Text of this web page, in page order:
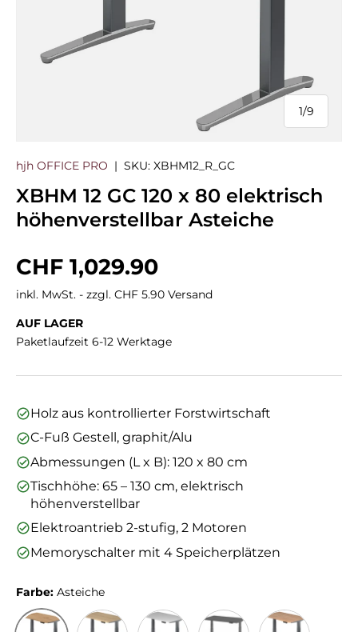
1/
von
9
hjh OFFICE PRO | SKU: XBHM12_R_GC
XBHM 12 GC 120 x 80 elektrisch
höhenverstellbar Asteiche
Normaler Preis
CHF 1,029.90
inkl. MwSt. - zzgl. CHF 5.90 Versand
AUF LAGER
Paketlaufzeit 6-12 Werktage
Holz aus kontrollierter Forstwirtschaft
C-Fuß Gestell, graphit/Alu
Abmessungen (L x B): 120 x 80 cm
Tischhöhe: 65 – 130 cm, elektrisch
höhenverstellbar
Elektroantrieb 2-stufig, 2 Motoren
Memoryschalter mit 4 Speicherplätzen
Farbe: Asteiche